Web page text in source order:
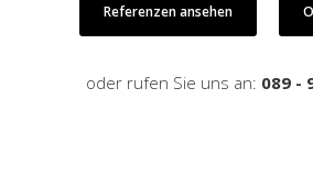
Referenzen ansehen
oder rufen Sie uns an: 089 -